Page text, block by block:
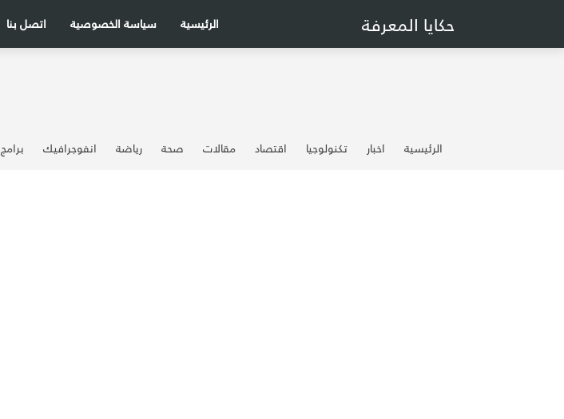
حكايا المعرفة اتصل بنا سياسة الخصوصية الرئيسية
الرئيسية اخبار تكنولوجيا اقتصاد مقالات صحة رياضة انفوجرافيك برامج